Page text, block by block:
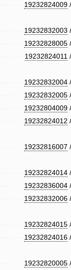
19232824009
19232832003
19232828005
19232824011
19232832004
19232832005
19232804009
19232824012
19232816007
19232824014
19232836004
19232832006
19232824015
19232824016
19232820005